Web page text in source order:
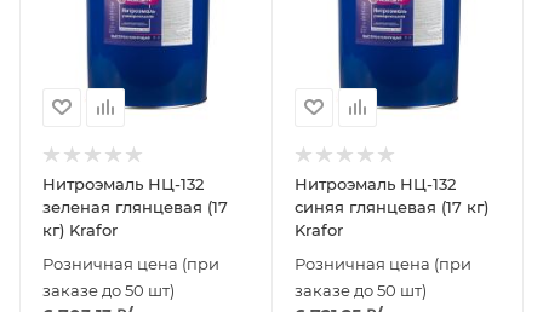
Нитроэмаль НЦ-132
зеленая глянцевая (17
кг) Krafor
Розничная цена (при
заказе до 50 шт)
Нитроэмаль НЦ-132
синяя глянцевая (17 кг)
Krafor
Розничная цена (при
заказе до 50 шт)